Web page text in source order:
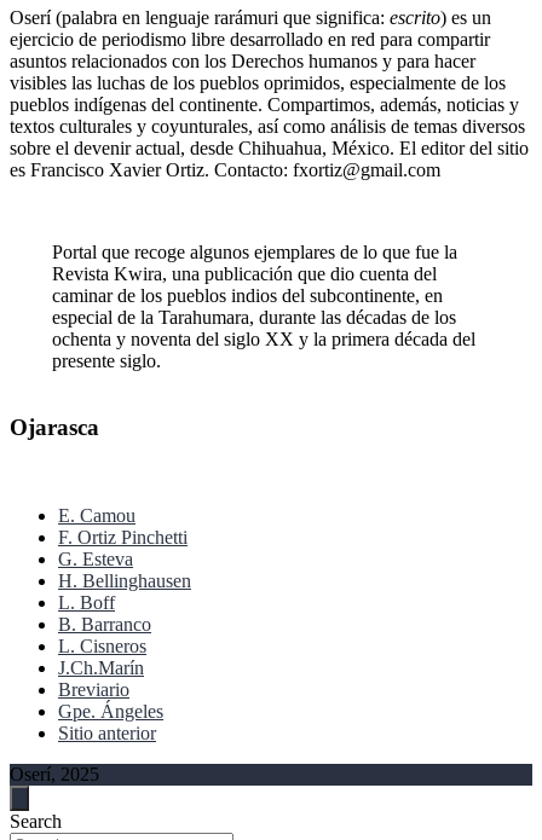
Oserí (palabra en lenguaje rarámuri que significa: escrito) es un
ejercicio de periodismo libre desarrollado en red para compartir
asuntos relacionados con los Derechos humanos y para hacer
visibles las luchas de los pueblos oprimidos, especialmente de los
pueblos indígenas del continente. Compartimos, además, noticias y
textos culturales y coyunturales, así como análisis de temas diversos
sobre el devenir actual, desde Chihuahua, México. El editor del sitio
es Francisco Xavier Ortiz. Contacto: fxortiz@gmail.com
Portal que recoge algunos ejemplares de lo que fue la
Revista Kwira, una publicación que dio cuenta del
caminar de los pueblos indios del subcontinente, en
especial de la Tarahumara, durante las décadas de los
ochenta y noventa del siglo XX y la primera década del
presente siglo.
Ojarasca
E. Camou
F. Ortiz Pinchetti
G. Esteva
H. Bellinghausen
L. Boff
B. Barranco
L. Cisneros
J.Ch.Marín
Breviario
Gpe. Ángeles
Sitio anterior
Oserí, 2025
Search